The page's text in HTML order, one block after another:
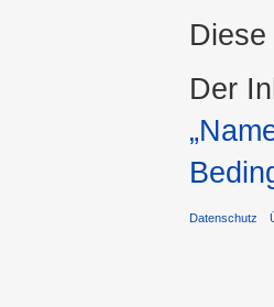
Der
Datenschutz